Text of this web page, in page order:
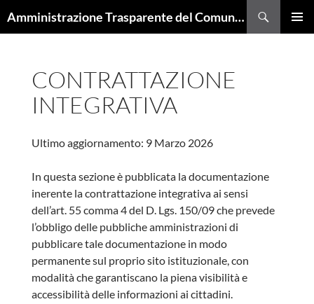
Amministrazione Trasparente del Comune di Trieste
CONTRATTAZIONE
INTEGRATIVA
Ultimo aggiornamento: 9 Marzo 2026
In questa sezione è pubblicata la documentazione
inerente la contrattazione integrativa ai sensi
dell’art. 55 comma 4 del D. Lgs. 150/09 che prevede
l’obbligo delle pubbliche amministrazioni di
pubblicare tale documentazione in modo
permanente sul proprio sito istituzionale, con
modalità che garantiscano la piena visibilità e
accessibilità delle informazioni ai cittadini.